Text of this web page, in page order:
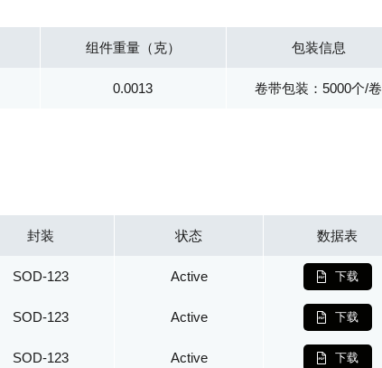
组件重量（克）
0.0013
包装信息
卷带包装：5000个/卷
封装 状态 数据表
SOD-123 Active 下载
SOD-123 Active 下载
SOD-123 Active 下载